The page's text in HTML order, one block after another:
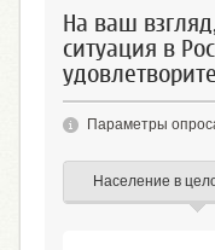
На ваш
ситуация в
Параметры
Население в